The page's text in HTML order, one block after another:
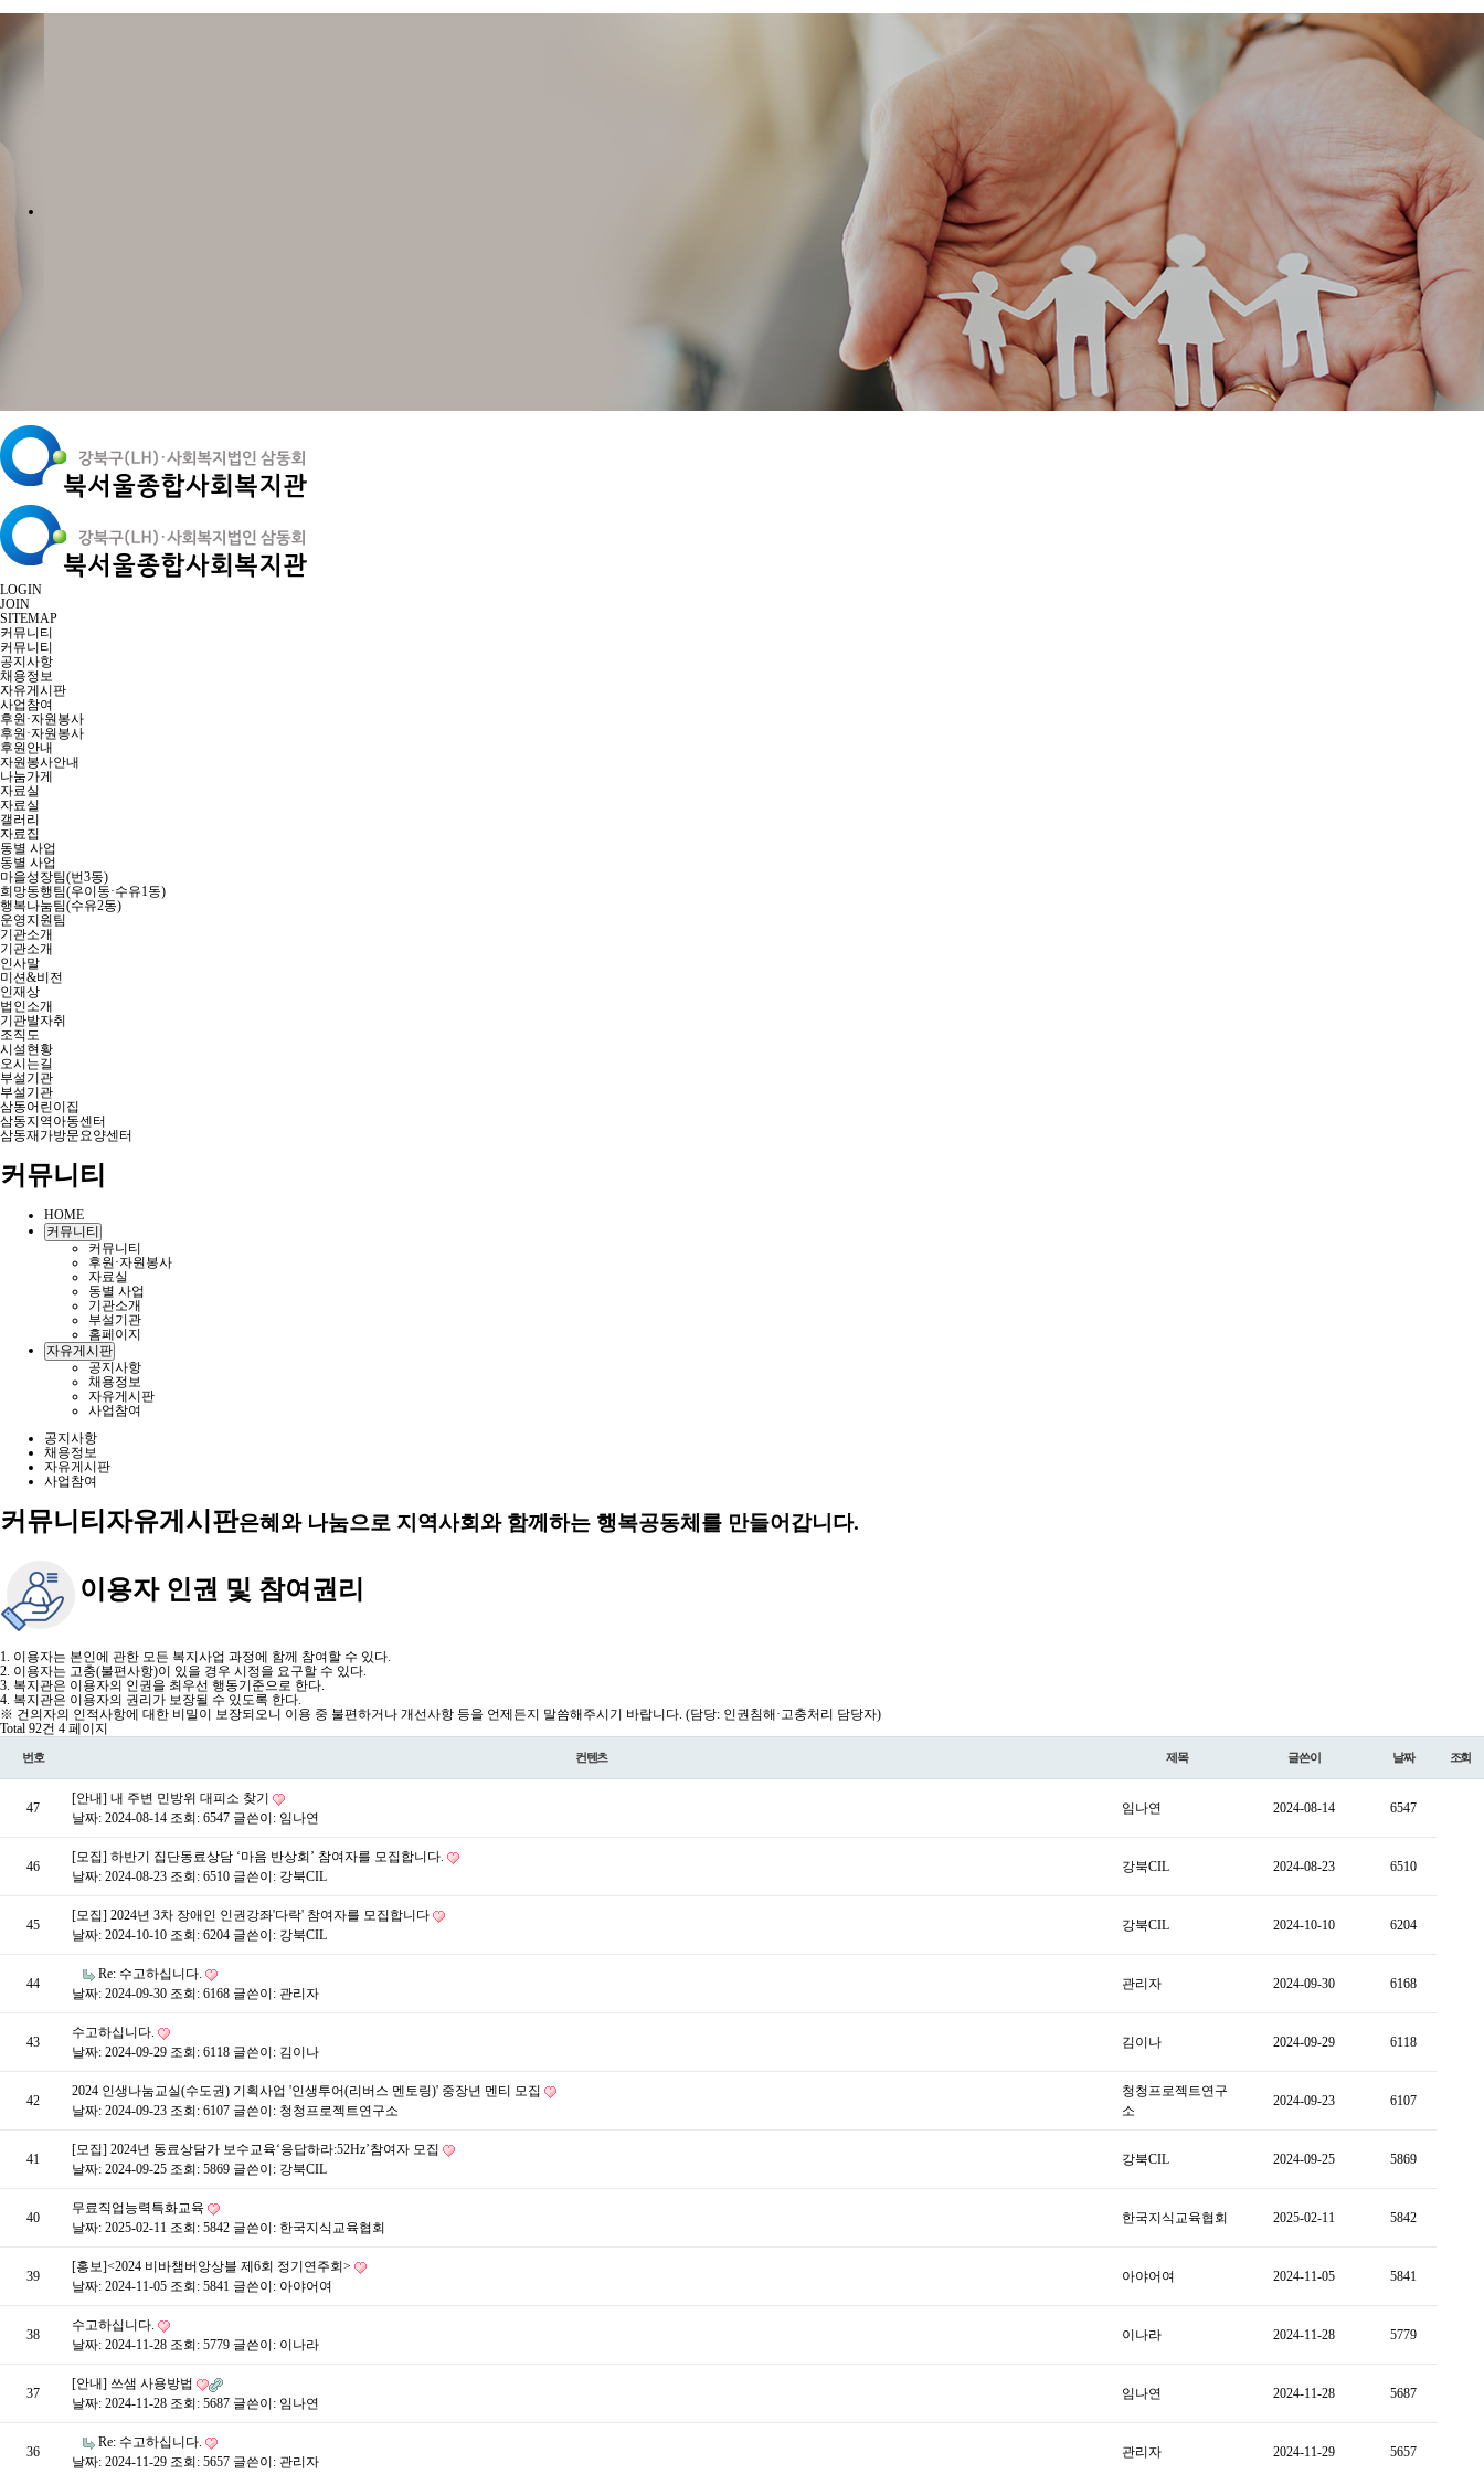
LOGIN
JOIN
SITEMAP
커뮤니티
커뮤니티
공지사항
채용정보
자유게시판
사업참여
후원·자원봉사
후원·자원봉사
후원안내
자원봉사안내
나눔가게
자료실
자료실
갤러리
자료집
동별 사업
동별 사업
마을성장팀(번3동)
희망동행팀(우이동·수유1동)
행복나눔팀(수유2동)
운영지원팀
기관소개
기관소개
인사말
미션&비전
인재상
법인소개
기관발자취
조직도
시설현황
오시는길
부설기관
부설기관
삼동어린이집
삼동지역아동센터
삼동재가방문요양센터
커뮤니티
HOME
커뮤니티
커뮤니티
후원·자원봉사
자료실
동별 사업
기관소개
부설기관
홈페이지
자유게시판
공지사항
채용정보
자유게시판
사업참여
공지사항
채용정보
자유게시판
사업참여
커뮤니티 자유게시판은혜와 나눔으로 지역사회와 함께하는 행복공동체를 만들어갑니다.
이용자 인권 및 참여권리
1. 이용자는 본인에 관한 모든 복지사업 과정에 함께 참여할 수 있다.
2. 이용자는 고충(불편사항)이 있을 경우 시정을 요구할 수 있다.
3. 복지관은 이용자의 인권을 최우선 행동기준으로 한다.
4. 복지관은 이용자의 권리가 보장될 수 있도록 한다.
※ 건의자의 인적사항에 대한 비밀이 보장되오니 이용 중 불편하거나 개선사항 등을 언제든지 말씀해주시기 바랍니다. (담당: 인권침해·고충처리 담당자)
Total 92건 4 페이지
번호 컨텐츠 제목 글쓴이 날짜 조회
47
[안내] 내 주변 민방위 대피소 찾기
날짜: 2024-08-14 조회: 6547 글쓴이: 임나연
임나연 2024-08-14 6547
46
[모집] 하반기 집단동료상담 ‘마음 반상회’ 참여자를 모집합니다.
날짜: 2024-08-23 조회: 6510 글쓴이: 강북CIL
강북CIL 2024-08-23 6510
45
[모집] 2024년 3차 장애인 인권강좌'다락' 참여자를 모집합니다
날짜: 2024-10-10 조회: 6204 글쓴이: 강북CIL
강북CIL 2024-10-10 6204
44
Re: 수고하십니다.
날짜: 2024-09-30 조회: 6168 글쓴이: 관리자
관리자 2024-09-30 6168
43
수고하십니다.
날짜: 2024-09-29 조회: 6118 글쓴이: 김이나
김이나 2024-09-29 6118
42
2024 인생나눔교실(수도권) 기획사업 '인생투어(리버스 멘토링)' 중장년 멘티 모집
날짜: 2024-09-23 조회: 6107 글쓴이: 청청프로젝트연구소
청청프로젝트연구
소
2024-09-23 6107
41
[모집] 2024년 동료상담가 보수교육‘응답하라:52Hz’참여자 모집
날짜: 2024-09-25 조회: 5869 글쓴이: 강북CIL
강북CIL 2024-09-25 5869
40
무료직업능력특화교육
날짜: 2025-02-11 조회: 5842 글쓴이: 한국지식교육협회
한국지식교육협회 2025-02-11 5842
39
[홍보]<2024 비바챔버앙상블 제6회 정기연주회>
날짜: 2024-11-05 조회: 5841 글쓴이: 아야어여
아야어여 2024-11-05 5841
38
수고하십니다.
날짜: 2024-11-28 조회: 5779 글쓴이: 이나라
이나라 2024-11-28 5779
37
[안내] 쓰샘 사용방법
날짜: 2024-11-28 조회: 5687 글쓴이: 임나연
임나연 2024-11-28 5687
36
Re: 수고하십니다.
날짜: 2024-11-29 조회: 5657 글쓴이: 관리자
관리자 2024-11-29 5657